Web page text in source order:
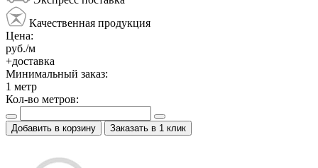
Качественная продукция
Цена:
руб./м
+доставка
Минимальный заказ:
1 метр
Кол-во метров:
Добавить в корзину Заказать в 1 клик